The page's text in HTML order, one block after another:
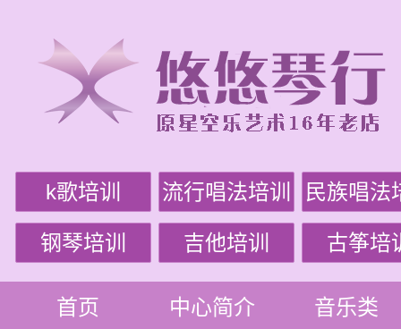
k歌培训 流行唱法培训 民族唱法
钢琴培训 吉他培训 古筝培
首页 中心简介 音乐类